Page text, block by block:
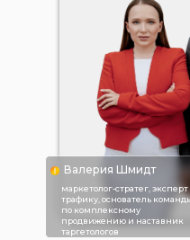
Валерия Шмидт
маркетолог-стратег, эксперт
трафику, основатель
по комплексному
продвижению и наставник
таргетологов